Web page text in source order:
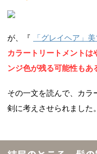
が、『 「グレイヘア」
カラートリートメントは
ンジ色が残る可能性もあ
その一文を読んで、カラ
剣に考えさせられました。